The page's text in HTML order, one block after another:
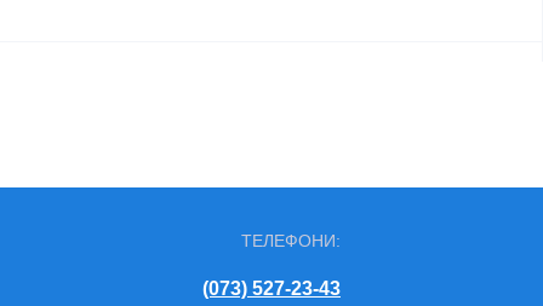
ТЕЛЕФОНИ:
(073) 527-23-43